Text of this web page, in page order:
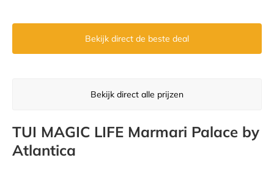
Bekijk direct de beste deal
Bekijk direct alle prijzen
TUI MAGIC LIFE Marmari Palace by
Atlantica